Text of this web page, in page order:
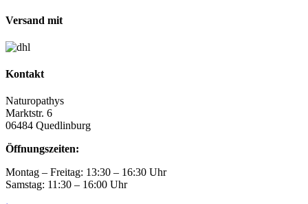
Versand mit
Kontakt
Naturopathys
Marktstr. 6
06484 Quedlinburg
Öffnungszeiten:
Montag – Freitag: 13:30 – 16:30 Uhr
Samstag: 11:30 – 16:00 Uhr